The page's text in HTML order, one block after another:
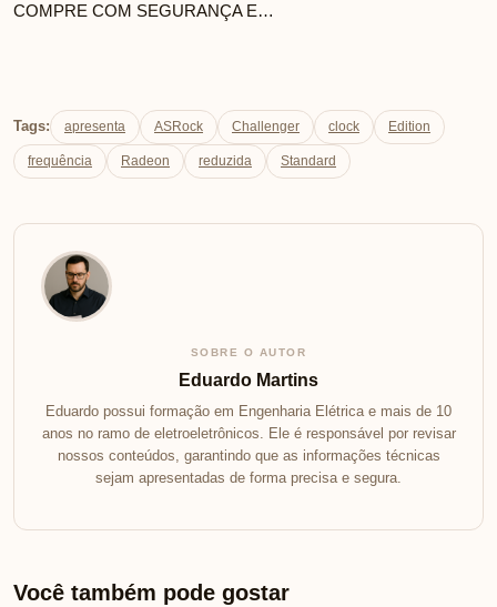
COMPRE COM SEGURANÇA E…
Tags: apresenta ASRock Challenger clock Edition
frequência Radeon reduzida Standard
SOBRE O AUTOR
Eduardo Martins
Eduardo possui formação em Engenharia Elétrica e mais de 10
anos no ramo de eletroeletrônicos. Ele é responsável por revisar
nossos conteúdos, garantindo que as informações técnicas
sejam apresentadas de forma precisa e segura.
Você também pode gostar